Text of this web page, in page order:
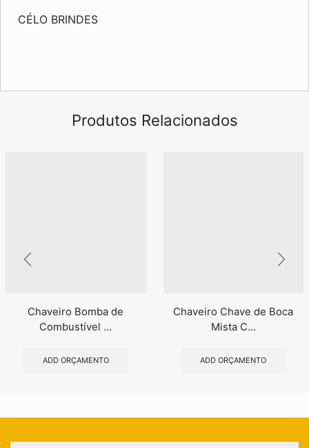
CÉLO BRINDES
Produtos Relacionados
Chaveiro Bomba de
Combustível ...
ADD ORÇAMENTO
Chaveiro Chave de Boca
Mista C...
ADD ORÇAMENTO